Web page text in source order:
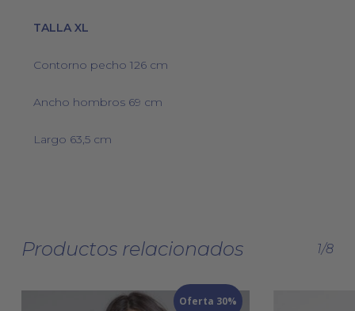
TALLA XL
Contorno pecho 126 cm
Ancho hombros 69 cm
Largo 63,5 cm
Productos relacionados 1/8
Oferta 30%